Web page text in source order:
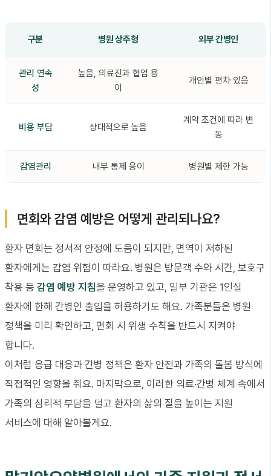
구분 병원 상주형 외부 간병인
관리 연속
성
높음, 의료진과 협업 용
이
개인별 편차 있음
비용 부담 상대적으로 높음
계약 조건에 따라 변
동
감염관리 내부 통제 용이 병원별 제한 가능
면회와 감염 예방은 어떻게 관리되나요?
환자 면회는 정서적 안정에 도움이 되지만, 면역이 저하된
환자에게는 감염 위험이 따라요. 병원은 방문객 수와 시간, 보호구
착용 등 감염 예방 지침을 운영하고 있고, 일부 기관은 1인실
환자에 한해 간병인 출입을 허용하기도 해요. 가족분들은 병원
정책을 미리 확인하고, 면회 시 위생 수칙을 반드시 지켜야
합니다.
이처럼 응급 대응과 간병 정책은 환자 안전과 가족의 돌봄 방식에
직접적인 영향을 줘요. 마지막으로, 이러한 의료·간병 체계 속에서
가족의 심리적 부담을 덜고 환자의 삶의 질을 높이는 지원
서비스에 대해 알아볼게요.